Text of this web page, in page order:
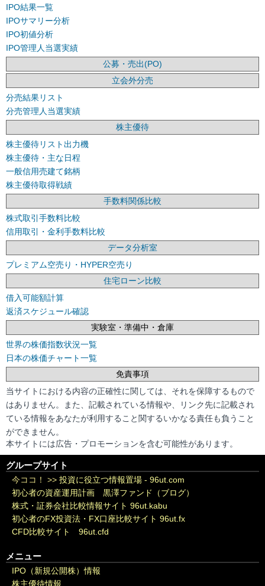
IPO結果一覧
IPOサマリー分析
IPO初値分析
IPO管理人当選実績
公募・売出(PO)
立会外分売
分売結果リスト
分売管理人当選実績
株主優待
株主優待リスト出力機
株主優待・主な日程
一般信用売建て銘柄
株主優待取得戦績
手数料関係比較
株式取引手数料比較
信用取引・金利手数料比較
データ分析室
プレミアム空売り・HYPER空売り
住宅ローン比較
借入可能額計算
返済スケジュール確認
実験室・準備中・倉庫
世界の株価指数状況一覧
日本の株価チャート一覧
免責事項
当サイトにおける内容の正確性に関しては、それを保障するもので
はありません。また、記載されている情報や、リンク先に記載され
ている情報をあなたが利用すること関するいかなる責任も負うこと
ができません。
本サイトには広告・プロモーションを含む可能性があります。
グループサイト
今ココ！ >> 投資に役立つ情報置場 - 96ut.com
初心者の資産運用計画 黒澤ファンド（ブログ）
株式・証券会社比較情報サイト 96ut.kabu
初心者のFX投資法・FX口座比較サイト 96ut.fx
CFD比較サイト 96ut.cfd
メニュー
IPO（新規公開株）情報
株主優待情報